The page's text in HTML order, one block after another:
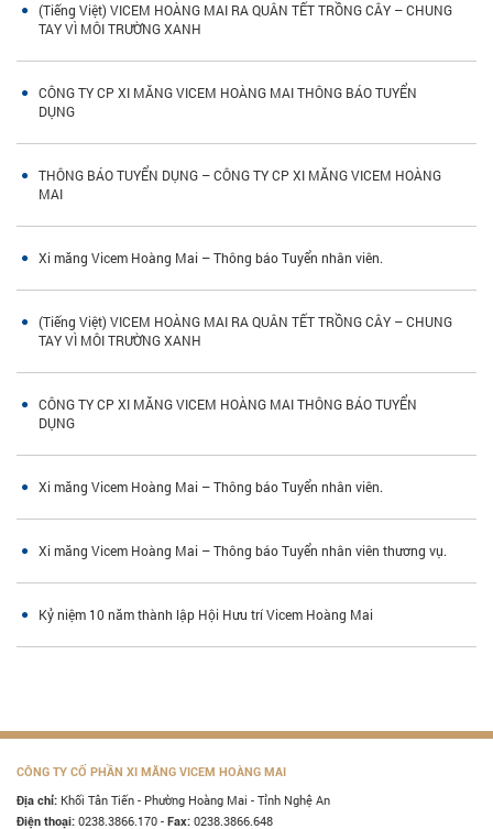
(Tiếng Việt) VICEM HOÀNG MAI RA QUÂN TẾT TRỒNG CÂY – CHUNG
TAY VÌ MÔI TRƯỜNG XANH
CÔNG TY CP XI MĂNG VICEM HOÀNG MAI THÔNG BÁO TUYỂN
DỤNG
THÔNG BÁO TUYỂN DỤNG – CÔNG TY CP XI MĂNG VICEM HOÀNG
MAI
Xi măng Vicem Hoàng Mai – Thông báo Tuyển nhân viên.
(Tiếng Việt) VICEM HOÀNG MAI RA QUÂN TẾT TRỒNG CÂY – CHUNG
TAY VÌ MÔI TRƯỜNG XANH
CÔNG TY CP XI MĂNG VICEM HOÀNG MAI THÔNG BÁO TUYỂN
DỤNG
Xi măng Vicem Hoàng Mai – Thông báo Tuyển nhân viên.
Xi măng Vicem Hoàng Mai – Thông báo Tuyển nhân viên thương vụ.
Kỷ niệm 10 năm thành lập Hội Hưu trí Vicem Hoàng Mai
CÔNG TY CỔ PHẦN XI MĂNG VICEM HOÀNG MAI
Địa chỉ: Khối Tân Tiến - Phường Hoàng Mai - Tỉnh Nghệ An
Điện thoại: 0238.3866.170 - Fax: 0238.3866.648